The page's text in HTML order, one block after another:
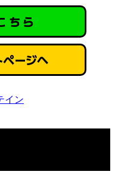
ちら
ージへ